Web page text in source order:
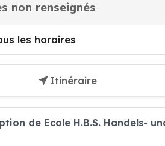
non renseignés
les horaires
Itinéraire
de Ecole H.B.S. Handels-